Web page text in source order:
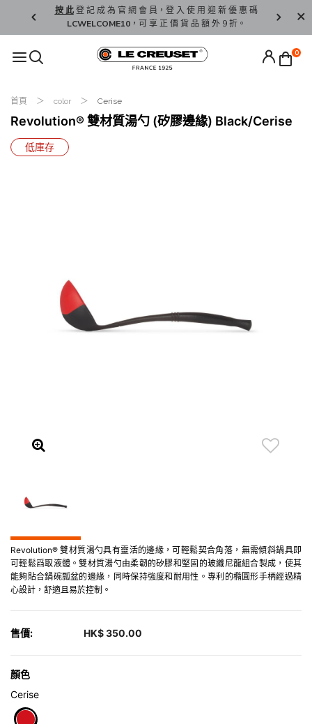
按 此登 記 成 為 官 網 會 員，登 入 使 用 迎 新 優 惠 碼
LCWELCOME10，可 享 正 價 貨 品 額 外 9 折。
香 港 / 澳
0
首頁 color Cerise
Revolution® 雙材質湯勺 (矽膠邊緣) Black/Cerise
低庫存
Revolution® 雙材質湯勺具有靈活的邊緣，可輕鬆契合角落，無需傾斜鍋具即
可輕鬆舀取液體。雙材質湯勺由柔韌的矽膠和堅固的玻纖尼龍組合製成，使其
能夠貼合鍋碗瓢盆的邊緣，同時保持強度和耐用性。專利的橢圓形手柄經過精
心設計，舒適且易於控制。
售價: HK$ 350.00
顏色
Cerise